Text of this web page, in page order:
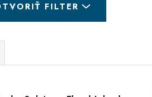
FILTER